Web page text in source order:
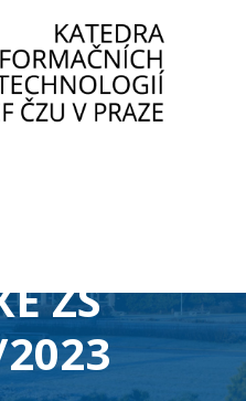
Zprávy, Akce,
Z
ZS